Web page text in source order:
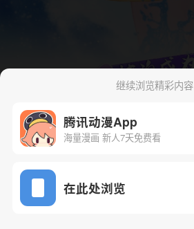
下一话
继续浏览精彩内容
腾讯动漫App
海量漫画 新人7天免费看
在此处浏览